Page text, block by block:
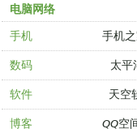
电脑网络
手机
手机
数码 太平
软件 天空
博客 QQ空